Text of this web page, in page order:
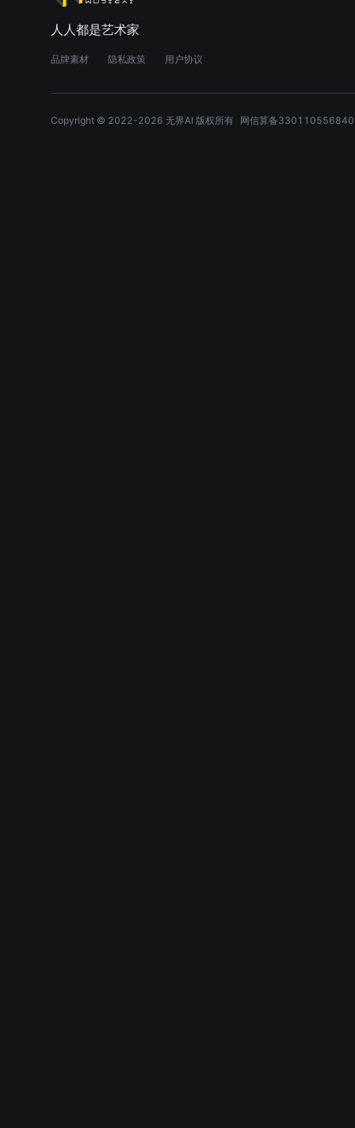
人人都是艺术家
品牌素材 隐私政策 用户协议
Copyright © 2022-2026 无界AI 版权所有 网信算备